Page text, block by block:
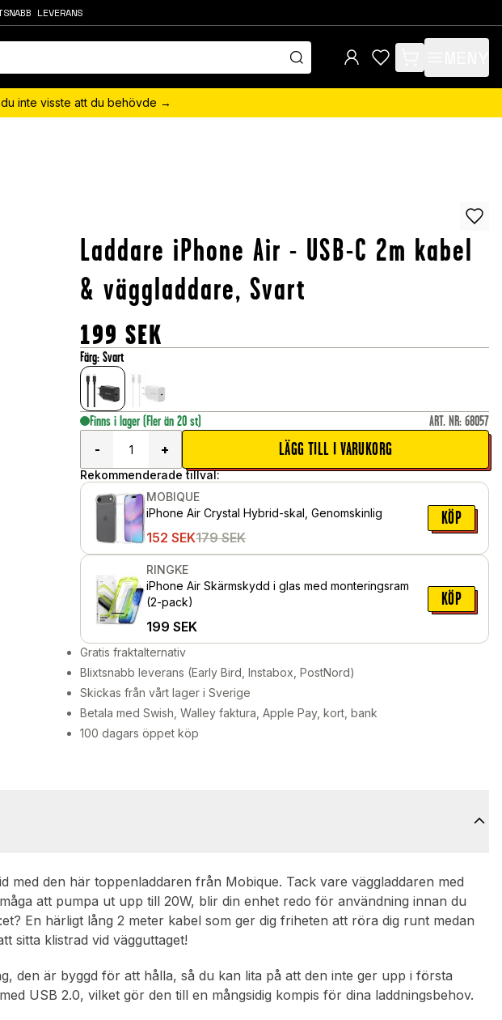
LEVERANS
items in cart, view
inte visste att du behövde →
Laddare iPhone Air - USB-C 2m kabel
& väggladdare, Svart
199 SEK
Färg:Svart
Finns i lager (Fler än 20 st) ART. NR: 68057
-
+ LÄGG TILL I VARUKORG
Rekommenderade tillval:
MOBIQUE
iPhone Air Crystal Hybrid-skal, Genomskinlig
152 SEK179 SEK
KÖP
RINGKE
iPhone Air Skärmskydd i glas med monteringsram
(2-pack)
199 SEK
KÖP
Gratis fraktalternativ
Blixtsnabb leverans (Early Bird, Instabox, PostNord)
Skickas från vårt lager i Sverige
Betala med Swish, Walley faktura, Apple Pay, kort, bank
100 dagars öppet köp
med den här toppenladdaren från Mobique. Tack vare väggladdaren med
att pumpa ut upp till 20W, blir din enhet redo för användning innan du
En härligt lång 2 meter kabel som ger dig friheten att röra dig runt medan
sitta klistrad vid vägguttaget!
den är byggd för att hålla, så du kan lita på att den inte ger upp i första
USB 2.0, vilket gör den till en mångsidig kompis för dina laddningsbehov.